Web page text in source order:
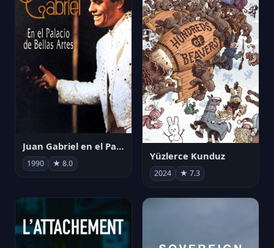
Juan Gabriel en el Palacio de Bellas Artes
1990 ★ 8.0
Yüzlerce Kunduz
2024 ★ 7.3